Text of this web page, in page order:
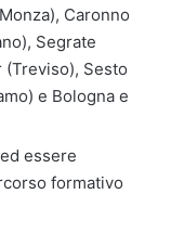
Caronno
Segrate
(Treviso), Sesto
e Bologna e
essere
formativo